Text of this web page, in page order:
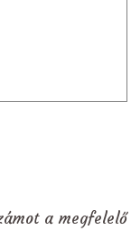
a megfelelő